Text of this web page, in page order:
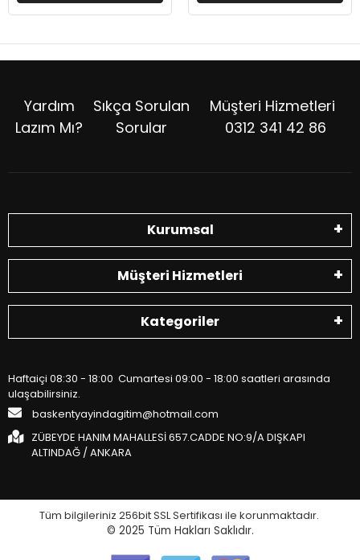
Yardım
Lazım Mı?
Sıkça Sorulan
Sorular
Müşteri Hizmetleri
0312 341 42 86
Kurumsal
Müşteri Hizmetleri
Kategoriler
Haftaiçi 08:30 - 18:00 Cumartesi 09:00 - 18:00 saatleri arasında
ulaşabilirsiniz.
baskentyayindagitim@hotmail.com
ZÜBEYDE HANIM MAHALLESİ 657.CADDE NO:9/A DIŞKAPI
ALTINDAĞ / ANKARA
Tüm bilgileriniz 256bit SSL Sertifikası ile korunmaktadır.
© 2025 Tüm Hakları Saklıdır.